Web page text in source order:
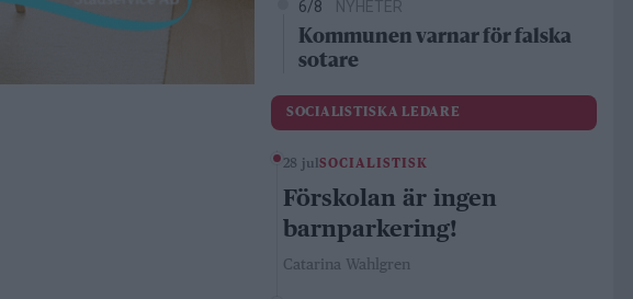
6/8 NYHETER
Kommunen varnar för falska
sotare
SOCIALISTISKA LEDARE
28 julSOCIALISTISK
Förskolan är ingen
barnparkering!
Catarina Wahlgren